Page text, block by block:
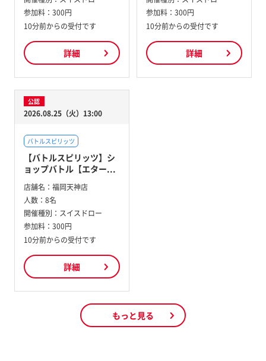
参加料： 300円
10分前からの受付です
詳細
参加料： 300円
10分前からの受付です
詳細
公認
2026.08.25（火）13:00
バトルスピリッツ
【バトルスピリッツ】シ
ョップバトル【エター...
店舗名： 福岡天神店
人数： 8名
開催種別： スイスドロー
参加料： 300円
10分前からの受付です
詳細
もっと見る